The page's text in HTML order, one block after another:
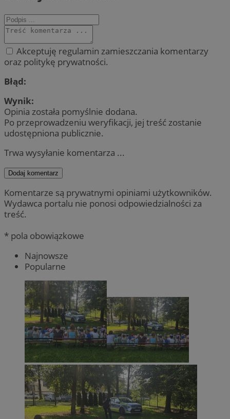
Akceptuję regulamin zamieszczania komentarzy
oraz politykę prywatności.
Błąd:
Wynik:
Opinia została pomyślnie dodana.
Po przeprowadzeniu weryfikacji, jej treść zostanie
udostępniona publicznie.
Trwa wysyłanie komentarza ...
Dodaj komentarz
Komentarze są prywatnymi opiniami użytkowników.
Wydawca portalu nie ponosi odpowiedzialności za
treść.
* pola obowiązkowe
Najnowsze
Popularne